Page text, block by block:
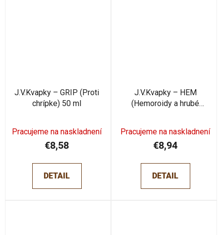
J.V.Kvapky – GRIP (Proti
chrípke) 50 ml
Pracujeme na naskladnení
€8,58
DETAIL
J.V.Kvapky – HEM
(Hemoroidy a hrubé
Pracujeme na naskladnení
€8,94
DETAIL